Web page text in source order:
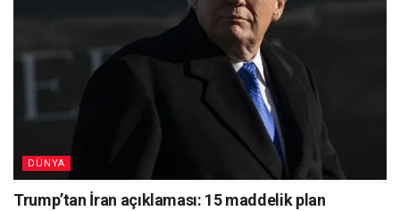
DÜNYA
Trump’tan İran açıklaması: 15 maddelik plan